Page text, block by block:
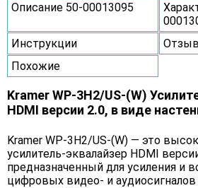
Описание 50-00013095
Инструкции
Похожие
Kramer WP-3H2/US-(W)
HDMI версии 2.0, в виде
Kramer WP-3H2/US-(W) — это
усилитель-эквалайзер HDMI
предназначенный для усиления и
цифровых видео- и